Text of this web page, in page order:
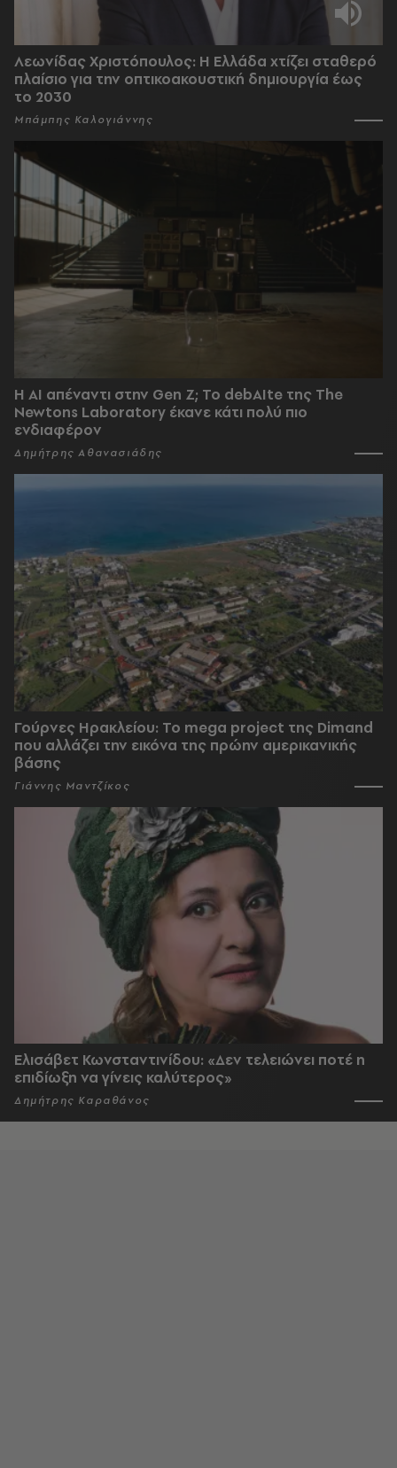
Λεωνίδας Χριστόπουλος: Η Ελλάδα χτίζει σταθερό
πλαίσιο για την οπτικοακουστική δημιουργία έως
το 2030
Μπάμπης Καλογιάννης
Η AI απέναντι στην Gen Z; Το debAIte της The
Newtons Laboratory έκανε κάτι πολύ πιο
ενδιαφέρον
Δημήτρης Αθανασιάδης
Γούρνες Ηρακλείου: To mega project της Dimand
που αλλάζει την εικόνα της πρώην αμερικανικής
βάσης
Γιάννης Μαντζίκος
Ελισάβετ Κωνσταντινίδου: «Δεν τελειώνει ποτέ η
επιδίωξη να γίνεις καλύτερος»
Δημήτρης Καραθάνος